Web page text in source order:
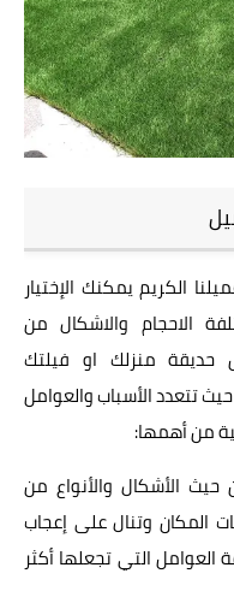
الكريم يمكنك الإختيار
الاحجام والاشكال من
حديقة منزلك او فيلتك
تتعدد الأسباب والعوامل
من أهمها:
الأشكال والأنواع من
المكان وتنال على إعجاب
العوامل التي تجعلها أكثر